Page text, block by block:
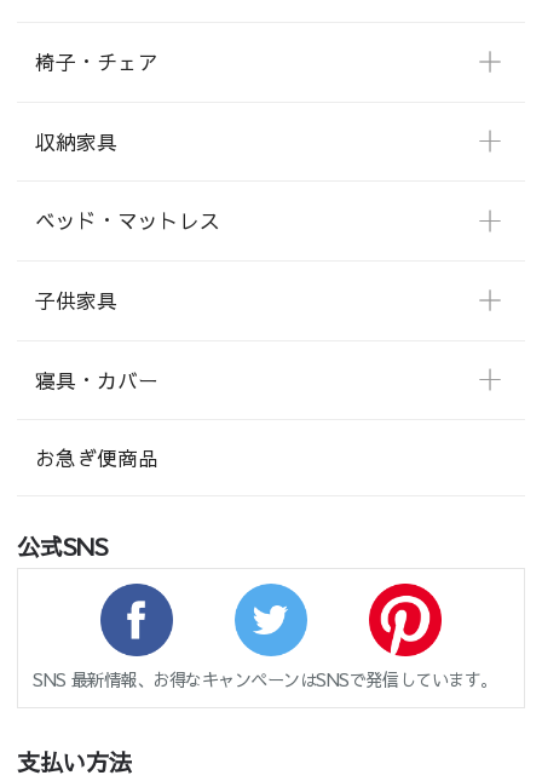
椅子・チェア
収納家具
ベッド・マットレス
子供家具
寝具・カバー
お急ぎ便商品
公式SNS
SNS 最新情報、お得なキャンペーンはSNSで発信しています。
支払い方法